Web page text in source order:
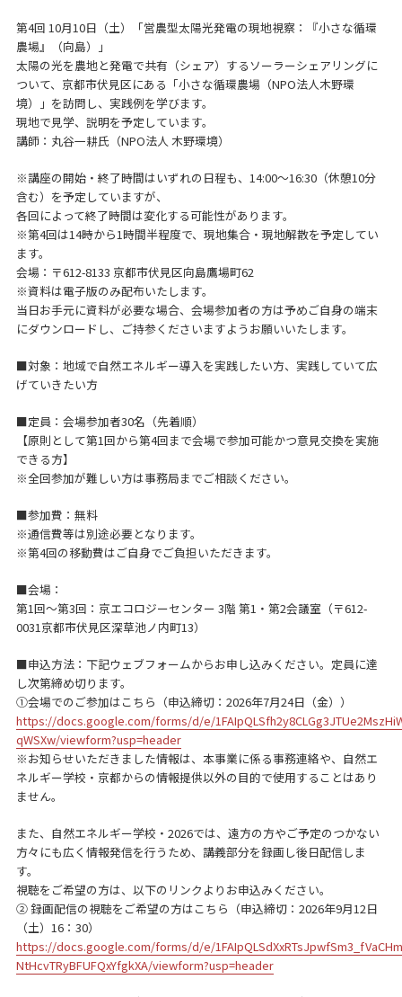
第4回 10月10日（土）「営農型太陽光発電の現地視察：『小さな循環
農場』（向島）」
太陽の光を農地と発電で共有（シェア）するソーラーシェアリングに
ついて、京都市伏見区にある「小さな循環農場（NPO法人木野環
境）」を訪問し、実践例を学びます。
現地で見学、説明を予定しています。
講師：丸谷一耕氏（NPO法人 木野環境）
※講座の開始・終了時間はいずれの日程も、14:00～16:30（休憩10分
含む）を予定していますが、
各回によって終了時間は変化する可能性があります。
※第4回は14時から1時間半程度で、現地集合・現地解散を予定してい
ます。
会場：〒612-8133 京都市伏見区向島鷹場町62
※資料は電子版のみ配布いたします。
当日お手元に資料が必要な場合、会場参加者の方は予めご自身の端末
にダウンロードし、ご持参くださいますようお願いいたします。
■対象：地域で自然エネルギー導入を実践したい方、実践していて広
げていきたい方
■定員：会場参加者30名（先着順）
【原則として第1回から第4回まで会場で参加可能かつ意見交換を実施
できる方】
※全回参加が難しい方は事務局までご相談ください。
■参加費：無料
※通信費等は別途必要となります。
※第4回の移動費はご自身でご負担いただきます。
■会場：
第1回～第3回：京エコロジーセンター 3階 第1・第2会議室（〒612-
0031京都市伏見区深草池ノ内町13）
■申込方法：下記ウェブフォームからお申し込みください。定員に達
し次第締め切ります。
①会場でのご参加はこちら（申込締切：2026年7月24日（金））
https://docs.google.com/forms/d/e/
qWSXw/viewform?usp=header
※お知らせいただきました情報は、本事業に係る事務連絡や、自然エ
ネルギー学校・京都からの情報提供以外の目的で使用することはあり
ません。
また、自然エネルギー学校・2026では、遠方の方やご予定のつかない
方々にも広く情報発信を行うため、講義部分を録画し後日配信しま
す。
視聴をご希望の方は、以下のリンクよりお申込みください。
② 録画配信の視聴をご希望の方はこちら （申込締切：2026年9月12日
（土）16：30）
https://docs.google.com/forms/d/e/
NtHcvTRyBFUFQxYfgkXA/viewform?usp=header